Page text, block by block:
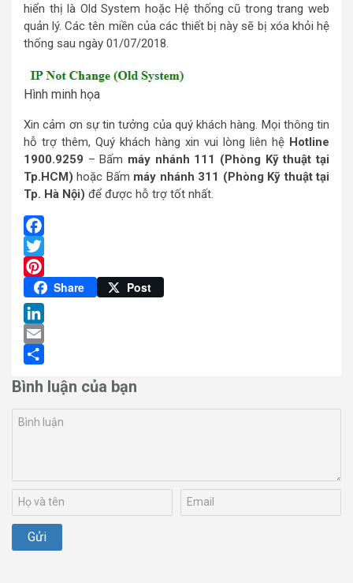
hiển thị là Old System hoặc Hệ thống cũ trong trang web
quản lý. Các tên miền của các thiết bị này sẽ bị xóa khỏi hệ
thống sau ngày 01/07/2018.
Hình minh họa
Xin cảm ơn sự tin tưởng của quý khách hàng. Mọi thông tin
hỗ trợ thêm, Quý khách hàng xin vui lòng liên hệ Hotline
1900.9259 – Bấm máy nhánh 111 (Phòng Kỹ thuật tại
Tp.HCM) hoặc Bấm máy nhánh 311 (Phòng Kỹ thuật tại
Tp. Hà Nội) để được hỗ trợ tốt nhất.
Facebook
Twitter
Pinterest
Share Post
LinkedIn
Email
Bình luận của bạn